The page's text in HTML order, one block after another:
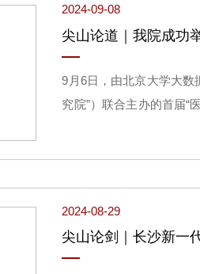
2024-09-08
9月6日，由北京大学大数
究院”）联合主办的首届
中国科学院院士、研究
厅技术创新处副处长李
2024-08-29
尖山论剑｜长沙新一